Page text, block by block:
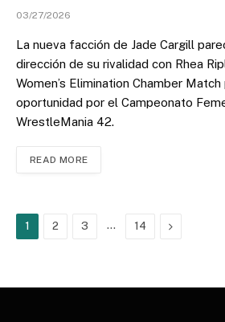
03/27/2026
La nueva facción de Jade Cargill
dirección de su rivalidad con Rhea
Women’s Elimination Chamber
oportunidad por el Campeonato
WrestleMania 42.
READ MORE
1 2 3 … 14 Next